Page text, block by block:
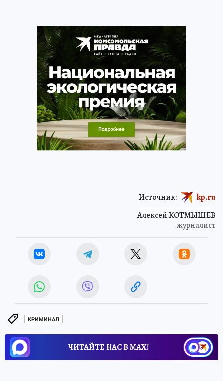
Алексей КОТМЫШЕВ
журналист
Источник: kp.ru
КРИМИНАЛ
ЧИТАЙТЕ НАС В МАХ!